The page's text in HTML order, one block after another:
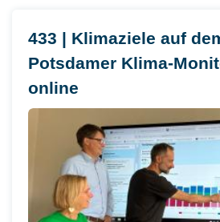
433 | Klimaziele auf
Potsdamer Klima-
online